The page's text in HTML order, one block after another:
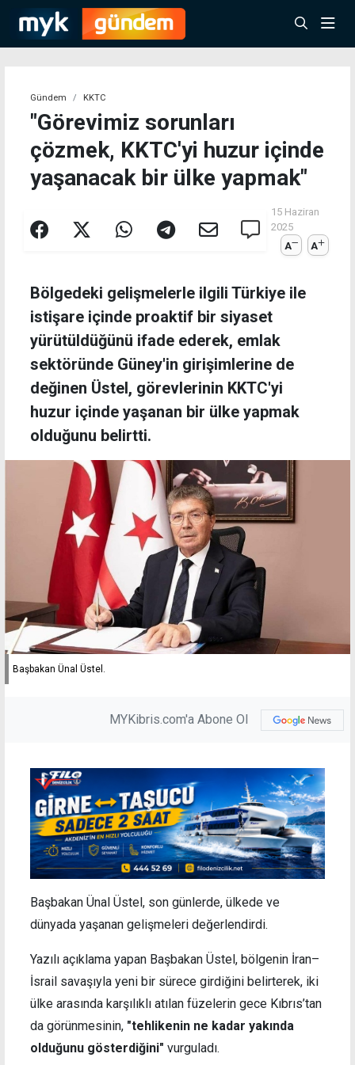
Gündem KKTC
"Görevimiz sorunları
çözmek, KKTC'yi huzur içinde
yaşanacak bir ülke yapmak"
15 Haziran
2025
A
A
Bölgedeki gelişmelerle ilgili Türkiye ile
istişare içinde proaktif bir siyaset
yürütüldüğünü ifade ederek, emlak
sektöründe Güney'in girişimlerine de
değinen Üstel, görevlerinin KKTC'yi
huzur içinde yaşanan bir ülke yapmak
olduğunu belirtti.
Başbakan Ünal Üstel.
MYKibris.com'a Abone Ol
Başbakan Ünal Üstel, son günlerde, ülkede ve
dünyada yaşanan gelişmeleri değerlendirdi.
Yazılı açıklama yapan Başbakan Üstel, bölgenin İran–
İsrail savaşıyla yeni bir sürece girdiğini belirterek, iki
ülke arasında karşılıklı atılan füzelerin gece Kıbrıs’tan
da görünmesinin, "tehlikenin ne kadar yakında
olduğunu gösterdiğini" vurguladı.